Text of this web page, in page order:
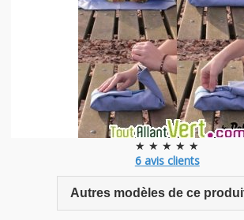
★ ★ ★ ★ ★
6avis clients
Autres modèles de ce